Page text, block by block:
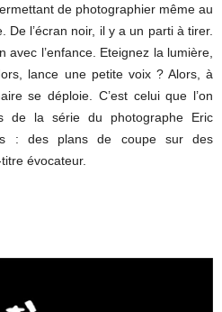
de photographier même au
l’écran noir, il y a un parti à tirer.
l’enfance. Eteignez la lumière,
lance une petite voix ? Alors, à
se déploie. C’est celui que l’on
de la série du photographe Eric
: des plans de coupe sur des
évocateur.